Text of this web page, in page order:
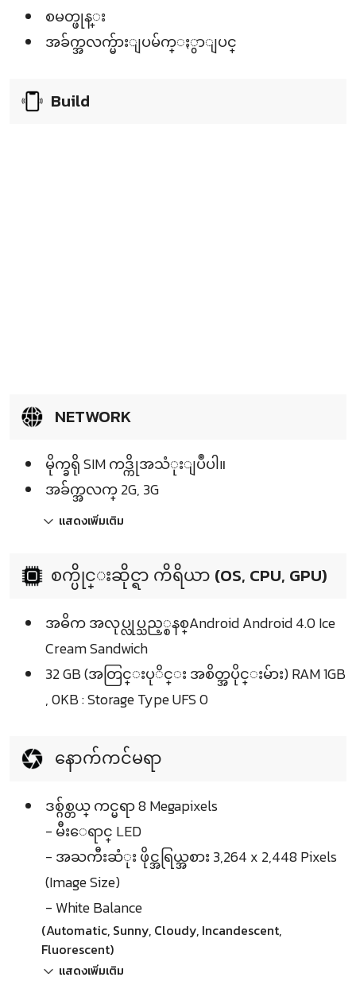
စမတ္ဖုန္း
အခ်က္အလက္မ်ားျပမ်က္ႏွာျပင္
Build
NETWORK
မိုက္ခရို SIM ကဒ္ကိုအသံုးျပဳပါ။
အခ်က္အလက္ 2G, 3G
แสดงเพิ่มเติม
စက္ပိုင္းဆိုင္ရာ ကိရိယာ (OS, CPU, GPU)
အဓိက အလုပ္လုပ္သည့္စနစ္Android Android 4.0 Ice
Cream Sandwich
32 GB (အတြင္းပုိင္း အစိတ္အပိုင္းမ်ား) RAM 1GB
, 0KB : Storage Type UFS 0
နောက်ကင်မရာ
ဒစ္ဂ်စ္တယ္ ကင္မရာ 8 Megapixels
- မီးေရာင္ LED
- အႀကီးဆံုး ဖိုင္အရြယ္အစား 3,264 x 2,448 Pixels
(Image Size)
- White Balance
(Automatic, Sunny, Cloudy, Incandescent,
Fluorescent)
แสดงเพิ่มเติม